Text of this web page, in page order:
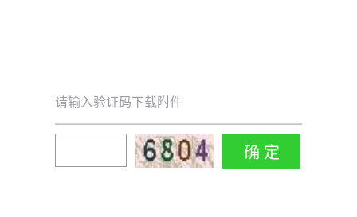
请输入验证码下载附件